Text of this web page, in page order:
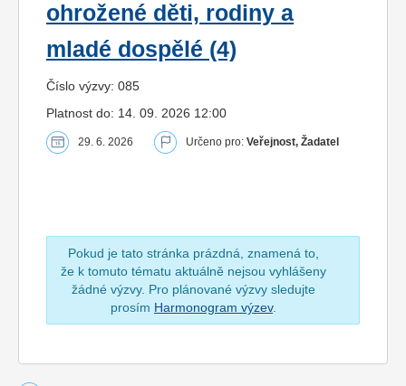
ohrožené děti, rodiny a
mladé dospělé (4)
Číslo výzvy: 085
Platnost do: 14. 09. 2026 12:00
29. 6. 2026 Určeno pro: Veřejnost, Žadatel
Pokud je tato stránka prázdná, znamená to,
že k tomuto tématu aktuálně nejsou vyhlášeny
žádné výzvy. Pro plánované výzvy sledujte
prosím Harmonogram výzev.